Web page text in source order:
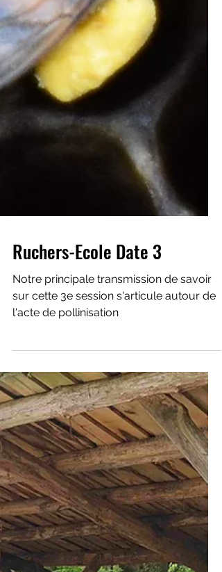
Ruchers-Ecole Date 3
Notre principale transmission de savoir
l'acte de pollinisation